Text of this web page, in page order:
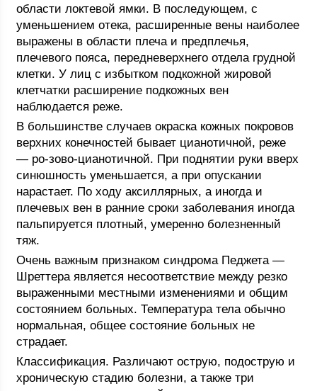
области локтевой ямки. В последующем, с
уменьшением отека, расширенные вены наиболее
выражены в области плеча и предплечья,
плечевого пояса, передневерхнего отдела грудной
клетки. У лиц с избытком подкожной жировой
клетчатки расширение подкожных вен
наблюдается реже.
В большинстве случаев окраска кожных покровов
верхних конечностей бывает цианотичной, реже
— ро-зово-цианотичной. При поднятии руки вверх
синюшность уменьшается, а при опускании
нарастает. По ходу аксиллярных, а иногда и
плечевых вен в ранние сроки заболевания иногда
пальпируется плотный, умеренно болезненный
тяж.
Очень важным признаком синдрома Педжета —
Шреттера является несоответствие между резко
выраженными местными изменениями и общим
состоянием больных. Температура тела обычно
нормальная, общее состояние больных не
страдает.
Классификация. Различают острую, подострую и
хроническую стадию болезни, а также три